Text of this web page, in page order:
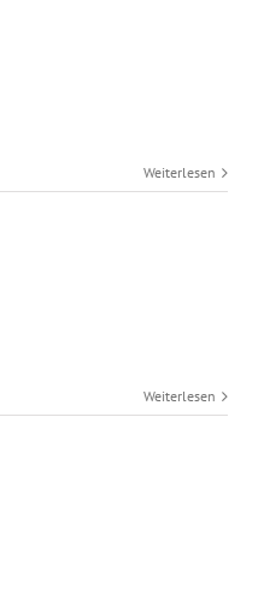
Weiterlesen
Weiterlesen